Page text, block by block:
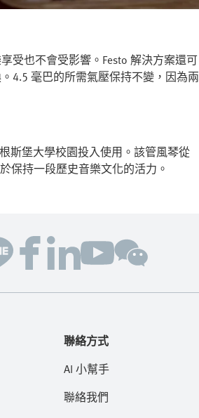
受也不會受影響。Festo 解決方案還可
4.5 毫巴的所需氣壓保持不變，因為兩
斯堡大學校園投入使用。該管風琴從
保持一段歷史音樂文化的活力。
聯絡方式
AI 小幫手
聯絡我們